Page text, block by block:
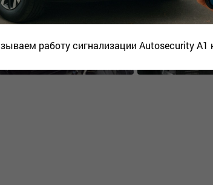
работу сигнализации Autosecurity A1